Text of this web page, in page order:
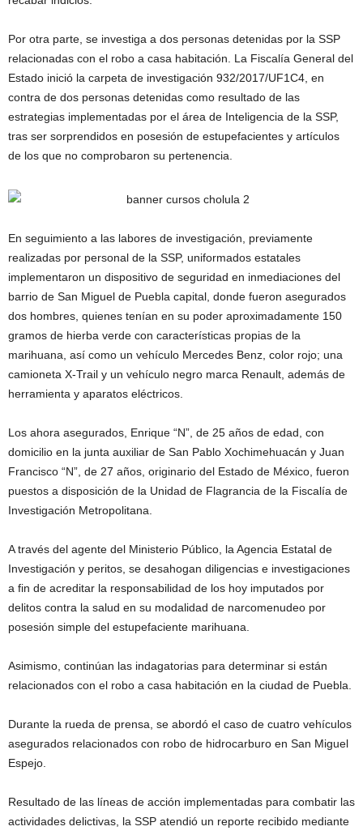
Por otra parte, se investiga a dos personas detenidas por la SSP
relacionadas con el robo a casa habitación. La Fiscalía General del
Estado inició la carpeta de investigación 932/2017/UF1C4, en
contra de dos personas detenidas como resultado de las
estrategias implementadas por el área de Inteligencia de la SSP,
tras ser sorprendidos en posesión de estupefacientes y artículos
de los que no comprobaron su pertenencia.
En seguimiento a las labores de investigación, previamente
realizadas por personal de la SSP, uniformados estatales
implementaron un dispositivo de seguridad en inmediaciones del
barrio de San Miguel de Puebla capital, donde fueron asegurados
dos hombres, quienes tenían en su poder aproximadamente 150
gramos de hierba verde con características propias de la
marihuana, así como un vehículo Mercedes Benz, color rojo; una
camioneta X-Trail y un vehículo negro marca Renault, además de
herramienta y aparatos eléctricos.
Los ahora asegurados, Enrique “N”, de 25 años de edad, con
domicilio en la junta auxiliar de San Pablo Xochimehuacán y Juan
Francisco “N”, de 27 años, originario del Estado de México, fueron
puestos a disposición de la Unidad de Flagrancia de la Fiscalía de
Investigación Metropolitana.
A través del agente del Ministerio Público, la Agencia Estatal de
Investigación y peritos, se desahogan diligencias e investigaciones
a fin de acreditar la responsabilidad de los hoy imputados por
delitos contra la salud en su modalidad de narcomenudeo por
posesión simple del estupefaciente marihuana.
Asimismo, continúan las indagatorias para determinar si están
relacionados con el robo a casa habitación en la ciudad de Puebla.
Durante la rueda de prensa, se abordó el caso de cuatro vehículos
asegurados relacionados con robo de hidrocarburo en San Miguel
Espejo.
Resultado de las líneas de acción implementadas para combatir las
actividades delictivas, la SSP atendió un reporte recibido mediante